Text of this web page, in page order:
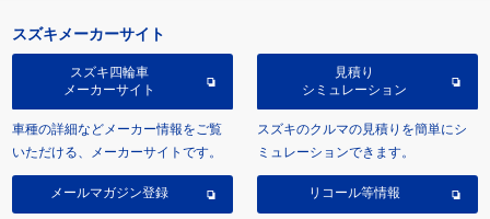
スズキメーカーサイト
スズキ四輪車
メーカーサイト
車種の詳細などメーカー情報をご覧
いただける、メーカーサイトです。
見積り
シミュレーション
スズキのクルマの見積りを簡単にシ
ミュレーションできます。
メールマガジン登録 リコール等情報